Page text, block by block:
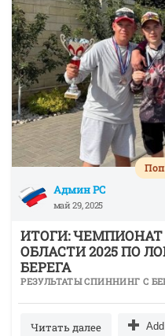
Админ РС
май 29, 2025
ИТОГИ: ЧЕМПИОНАТ
ОБЛАСТИ 2025 ПО
БЕРЕГА
РЕЗУЛЬТАТЫ СПИННИНГ С
Читать далее